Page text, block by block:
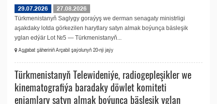
29.07.2026
27.08.2026
Türkmenistanyň Saglygy goraýyş we derman senagaty ministrligi
aşakdaky lotda görkezilen harytlary satyn almak boýunça bäsleşik
yglan edýär Lot №5 — Türkmenistanyň...
Aşgabat şäheriniň Arçabil şaýolunyň 20-nji jaýy
Türkmenistanyň Telewideniýe, radio­gepleşikler we
kinematografiýa baradaky döwlet komiteti
enjamlary satyn almak boýunça bäsleşik yglan